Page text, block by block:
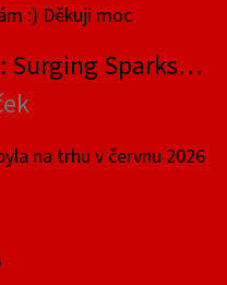
:) Děkuji moc
Pokémon TCG: Surging Sparks Elite Trainer Box
je 4 z 5 hvězdiček.
na trhu v červnu 2026